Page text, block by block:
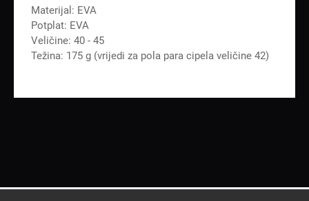
Materijal: EVA
Potplat: EVA
Veličine: 40 - 45
Težina: 175 g (vrijedi za pola para cipela veličine 42)